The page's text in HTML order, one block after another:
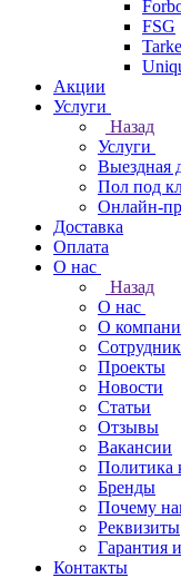
FSG
Акции
Услуги
Назад
Услуги
Выездная
Пол под
Онлайн-
Доставка
Оплата
О нас
Назад
О нас
О
Проекты
Новости
Статьи
Отзывы
Вакансии
Политика
Бренды
Почему
Реквизиты
Гарантия
Контакты